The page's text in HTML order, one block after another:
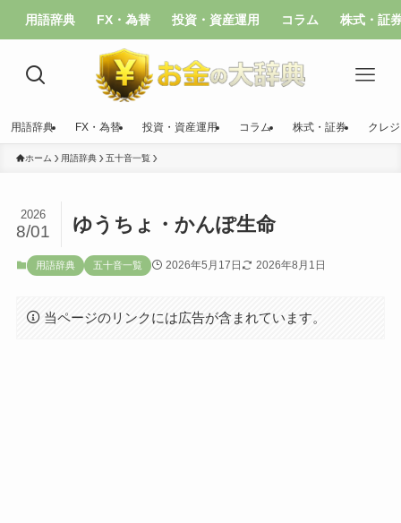
用語辞典 FX・為替 投資・資産運用 コラム 株式・証
用語辞典 FX・為替 投資・資産運用 コラム 株式・証券 クレ
ホーム 用語辞典 五十音一覧
ゆうちょ・かんぽ生命
2026
8/01
用語辞典 五十音一覧 2026年5月17日 2026年8月1日
当ページのリンクには広告が含まれています。